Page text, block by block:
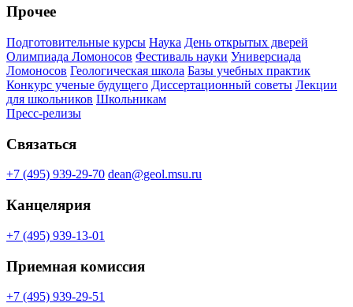
Прочее
Подготовительные курсы Наука День открытых дверей
Олимпиада Ломоносов Фестиваль науки Универсиада
Ломоносов Геологическая школа Базы учебных практик
Конкурс ученые будущего Диссертационный советы Лекции
для школьников Школьникам
Пресс-релизы
Связаться
+7 (495) 939-29-70 dean@geol.msu.ru
Канцелярия
+7 (495) 939-13-01
Приемная комиссия
+7 (495) 939-29-51